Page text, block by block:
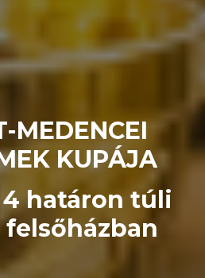
MEDENCEI
KUPÁJA
határon túli
felsőházban